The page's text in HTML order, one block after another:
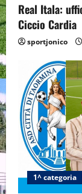
Real Itala:
Ciccio Cardia
sportjonico
1^ categoria